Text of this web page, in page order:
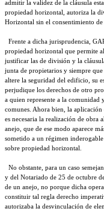
admitir la validez de la cláusula
propiedad horizontal, autoriza la
Horizontal sin el consentimiento
Frente a dicha jurisprudencia,
propiedad horizontal que permite
justificar las de división y la
junta de propietarios y siempre
altere la seguridad del edificio, su
perjudique los derechos de otro
a quien represente a la
comunes. Ahora bien, la aplicación
es necesaria la realización de obra
anejo, que de ese modo aparece
sometido a un régimen
sobre propiedad horizontal.
No obstante, para un caso
y del Notariado de 25 de octubre
de un anejo, no porque dicha
constituir tal regla derecho
autorizaba la desvinculación de